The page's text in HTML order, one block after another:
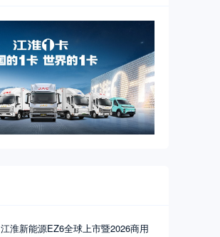
江淮新能源EZ6全球上市暨2026商用